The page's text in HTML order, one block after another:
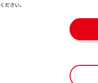
ださい。​